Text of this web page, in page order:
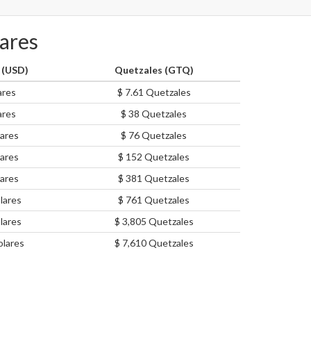
Quetzales (GTQ)
$ 7.61 Quetzales
$ 38 Quetzales
$ 76 Quetzales
$ 152 Quetzales
$ 381 Quetzales
$ 761 Quetzales
$ 3,805 Quetzales
$ 7,610 Quetzales